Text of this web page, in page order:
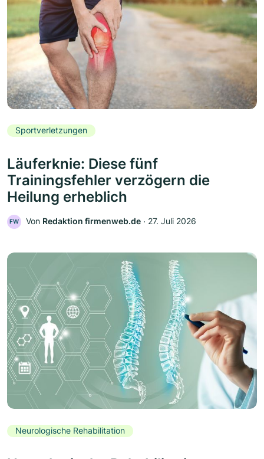
Sportverletzungen
Läuferknie: Diese fünf
Trainingsfehler verzögern die
Heilung erheblich
FW Von Redaktion firmenweb.de ‧ 27. Juli 2026
Neurologische Rehabilitation